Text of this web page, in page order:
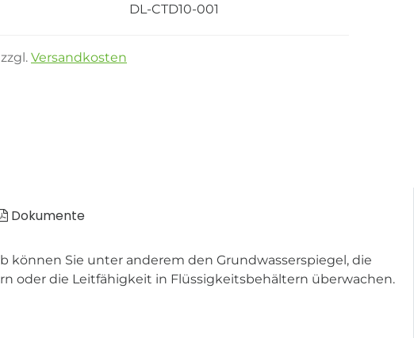
DL-CTD10-001
Versandkosten
Dokumente
können Sie unter anderem den Grundwasserspiegel, die
oder die Leitfähigkeit in Flüssigkeitsbehältern überwachen.